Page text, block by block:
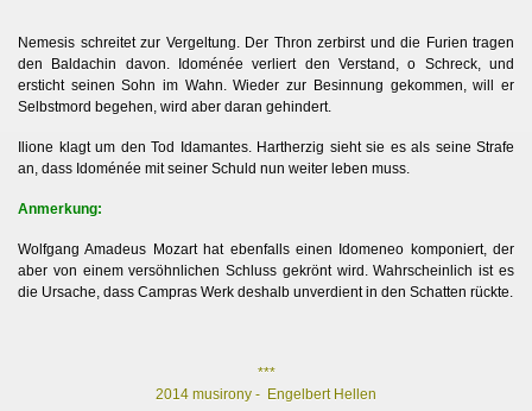
Nemesis schreitet zur Vergeltung. Der Thron zerbirst und die Furien tragen
den Baldachin davon. Idoménée verliert den Verstand, o Schreck, und
ersticht seinen Sohn im Wahn. Wieder zur Besinnung gekommen, will er
Selbstmord begehen, wird aber daran gehindert.
Ilione klagt um den Tod Idamantes. Hartherzig sieht sie es als seine Strafe
an, dass Idoménée mit seiner Schuld nun weiter leben muss.
Anmerkung:
Wolfgang Amadeus Mozart hat ebenfalls einen Idomeneo komponiert, der
aber von einem versöhnlichen Schluss gekrönt wird. Wahrscheinlich ist es
die Ursache, dass Campras Werk deshalb unverdient in den Schatten rückte.
***
2014 musirony - Engelbert Hellen